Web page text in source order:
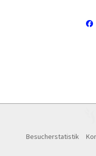
Besucherstatistik